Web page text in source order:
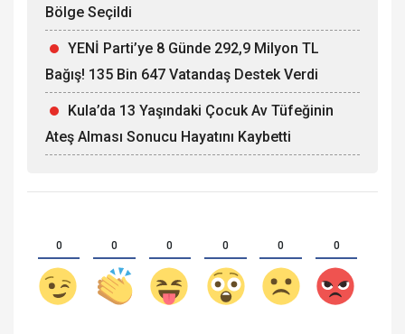
Bölge Seçildi
YENİ Parti’ye 8 Günde 292,9 Milyon TL
Bağış! 135 Bin 647 Vatandaş Destek Verdi
Kula’da 13 Yaşındaki Çocuk Av Tüfeğinin
Ateş Alması Sonucu Hayatını Kaybetti
0 0 0 0 0 0